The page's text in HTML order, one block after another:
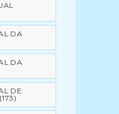
DA
DA
DE
(173)